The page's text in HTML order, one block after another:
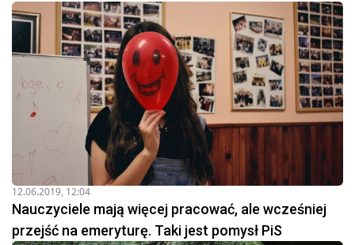
12.06.2019, 12:04
Nauczyciele mają więcej pracować, ale wcześniej
przejść na emeryturę. Taki jest pomysł PiS